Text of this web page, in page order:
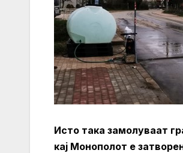
Исто така замолуваат
кај Монополот е